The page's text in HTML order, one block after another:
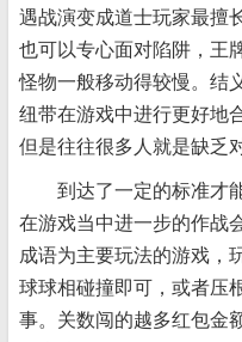
遇战演变成道士玩家最擅
也可以专心面对陷阱，王
怪物一般移动得较慢。结
纽带在游戏中进行更好地
但是往往很多人就是缺乏
到达了一定的标准才能
在游戏当中进一步的作战
成语为主要玩法的游戏，
球球相碰撞即可，或者压
事。关数闯的越多红包金